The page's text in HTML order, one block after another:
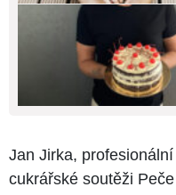
Jan Jirka,
cukrářské soutěži